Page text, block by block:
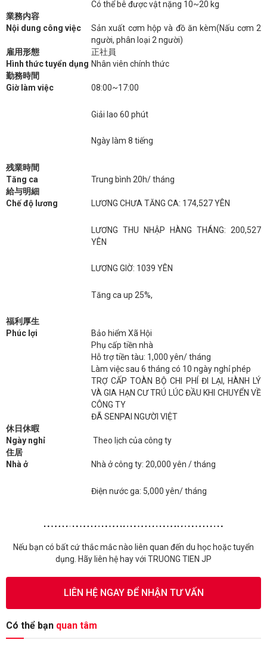
Có thể bê được vật nặng 10~20 kg
業務内容
Nội dung công việc
Sản xuất cơm hộp và đồ ăn kèm(Nấu cơm 2
người, phân loại 2 người)
雇用形態
正社員
Hình thức tuyển dụng Nhân viên chính thức
勤務時間
Giờ làm việc
08:00~17:00
Giải lao 60 phút
Ngày làm 8 tiếng
残業時間
Tăng ca
Trung bình 20h/ tháng
給与明細
Chế độ lương
LƯƠNG CHƯA TĂNG CA: 174,527 YÊN
LƯƠNG THU NHẬP HÀNG THÁNG: 200,527
YÊN
LƯƠNG GIỜ: 1039 YÊN
Tăng ca up 25%,
福利厚生
Phúc lợi
Bảo hiểm Xã Hội
Phụ cấp tiền nhà
Hỗ trợ tiền tàu: 1,000 yên/ tháng
Làm việc sau 6 tháng có 10 ngày nghỉ phép
TRỢ CẤP TOÀN BỘ CHI PHÍ ĐI LẠI, HÀNH LÝ
VÀ GIA HẠN CƯ TRÚ LÚC ĐẦU KHI CHUYỂN VỀ
CÔNG TY
ĐÃ SENPAI NGƯỜI VIỆT
休日休暇
Ngày nghỉ
Theo lịch của công ty
住居
Nhà ở
Nhà ở công ty: 20,000 yên / tháng
Điện nước ga: 5,000 yên/ tháng
Nếu bạn có bất cứ thắc mắc nào liên quan đến du học hoặc tuyển
dụng. Hãy liên hệ hay với TRUONG TIEN JP
LIÊN HỆ NGAY ĐỂ NHẬN TƯ VẤN
Có thể bạn quan tâm